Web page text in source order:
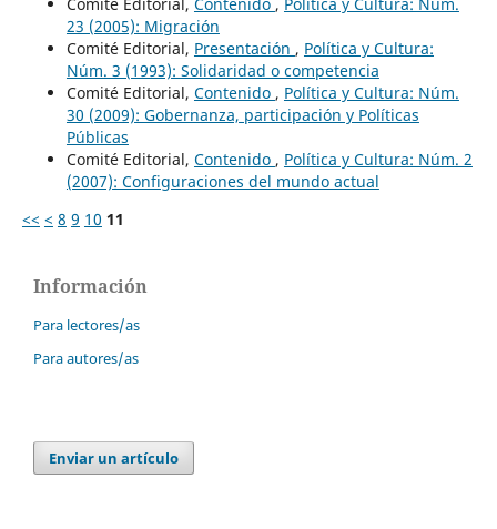
23 (2005): Migración
Comité Editorial, Presentación , Política y Cultura:
Núm. 3 (1993): Solidaridad o competencia
Comité Editorial, Contenido , Política y Cultura: Núm.
30 (2009): Gobernanza, participación y Políticas
Públicas
Comité Editorial, Contenido , Política y Cultura: Núm. 2
(2007): Configuraciones del mundo actual
<< < 8 9 10 11
Información
Para lectores/as
Para autores/as
Enviar un artículo